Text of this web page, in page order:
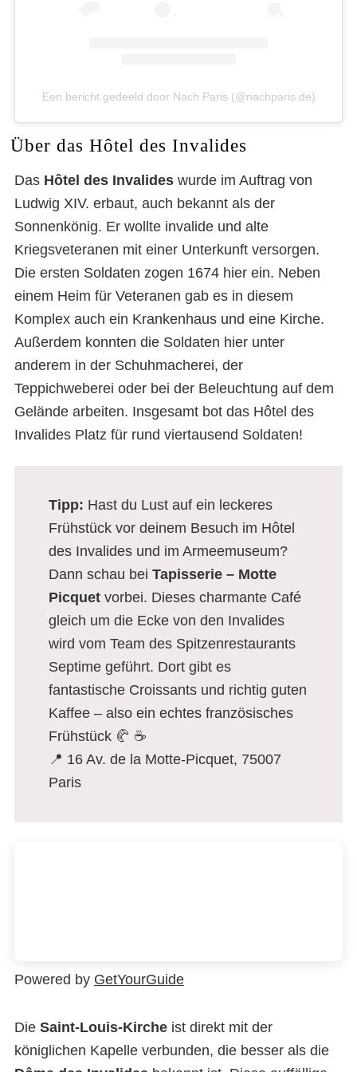
Een bericht gedeeld door Nach Paris (@nachparis.de)
Über das Hôtel des Invalides
Das Hôtel des Invalides wurde im Auftrag von
Ludwig XIV. erbaut, auch bekannt als der
Sonnenkönig. Er wollte invalide und alte
Kriegsveteranen mit einer Unterkunft versorgen.
Die ersten Soldaten zogen 1674 hier ein. Neben
einem Heim für Veteranen gab es in diesem
Komplex auch ein Krankenhaus und eine Kirche.
Außerdem konnten die Soldaten hier unter
anderem in der Schuhmacherei, der
Teppichweberei oder bei der Beleuchtung auf dem
Gelände arbeiten. Insgesamt bot das Hôtel des
Invalides Platz für rund viertausend Soldaten!
Tipp: Hast du Lust auf ein leckeres
Frühstück vor deinem Besuch im Hôtel
des Invalides und im Armeemuseum?
Dann schau bei Tapisserie – Motte
Picquetvorbei. Dieses charmante Café
gleich um die Ecke von den Invalides
wird vom Team des Spitzenrestaurants
Septime geführt. Dort gibt es
fantastische Croissants und richtig guten
Kaffee – also ein echtes französisches
Frühstück 🥐 ☕️
📍 16 Av. de la Motte-Picquet, 75007
Paris
Powered by GetYourGuide
Die Saint-Louis-Kirche ist direkt mit der
königlichen Kapelle verbunden, die besser als die